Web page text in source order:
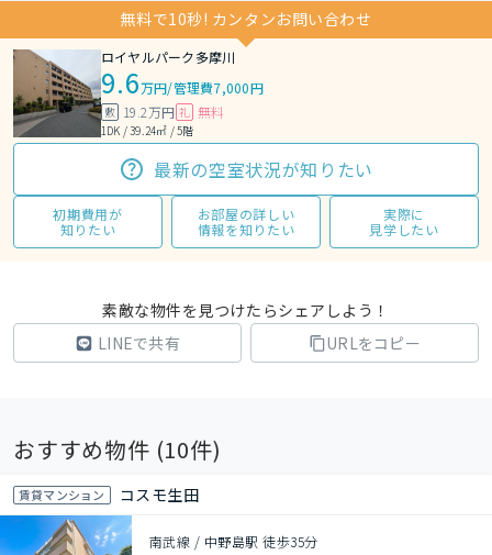
無料で10秒! カンタンお問い合わせ
ロイヤルパーク多摩川
9.6万円/管理費7,000円
敷 19.2万円 礼 無料
1DK / 39.24㎡ / 5階
最新の空室状況が知りたい
初期費用が
知りたい
お部屋の詳しい
情報を知りたい
実際に
見学したい
素敵な物件を見つけたらシェアしよう！
LINEで共有
URLをコピー
おすすめ物件 (10件)
賃貸マンション コスモ生田
南武線 / 中野島駅 徒歩35分